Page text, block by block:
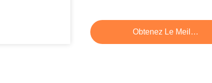
Obtenez Le Meilleur